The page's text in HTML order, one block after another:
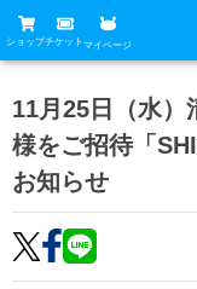
ショップチケット マイページ
グッズ
ホームタウン
トップチーム
試合
試合日程
順位表
チケット
チケットガイド
11月25日（水
様をご招待「
お知らせ